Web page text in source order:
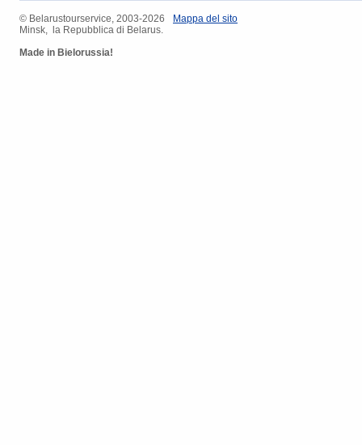
© ​Belarustourservice, 2003-2026
Minsk, la Repubblica di Belarus.
Made in Bielorussia!
​Mappa del sito